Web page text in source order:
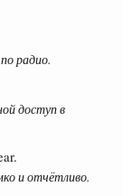
радио.
доступ в
и отчётливо.